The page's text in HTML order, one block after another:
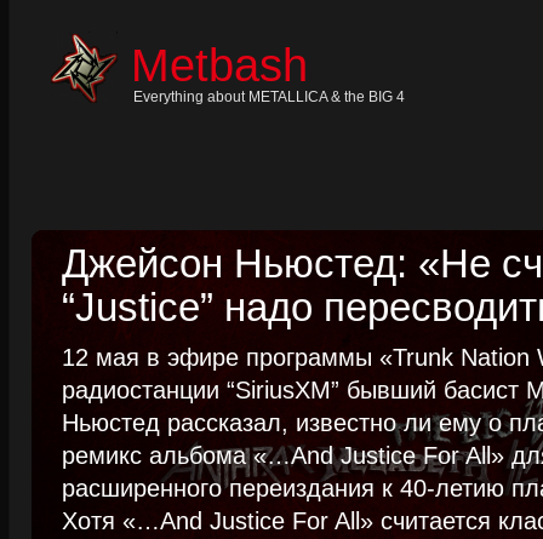
Metbash
Everything about METALLICA & the BIG 4
Джейсон Ньюстед: «Не
“Justice” надо
12 мая в эфире программы «Trunk Nation
радиостанции “SiriusXM” бывший басист
Ньюстед рассказал, известно ли ему о
ремикс альбома «…And Justice For All»
расширенного переиздания к 40-летию
Хотя «…And Justice For All» считается